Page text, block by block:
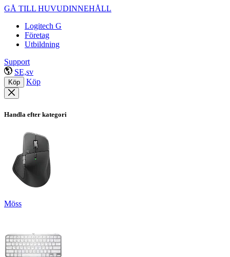
GÅ TILL HUVUDINNEHÅLL
Logitech G
Företag
Utbildning
Support
SE,sv
Köp Köp
Handla efter kategori
Möss